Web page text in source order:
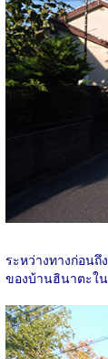
ระหว่างทางก่อนถึ
ของบ้านฮินาตะใน